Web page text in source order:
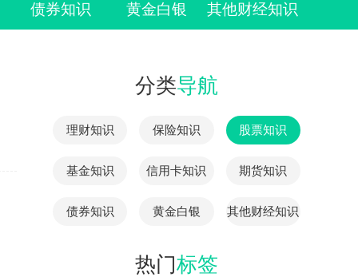
债券知识 黄金白银 其他财经知识
分类导航
理财知识 保险知识 股票知识
基金知识 信用卡知识 期货知识
债券知识 黄金白银 其他财经知识
热门标签